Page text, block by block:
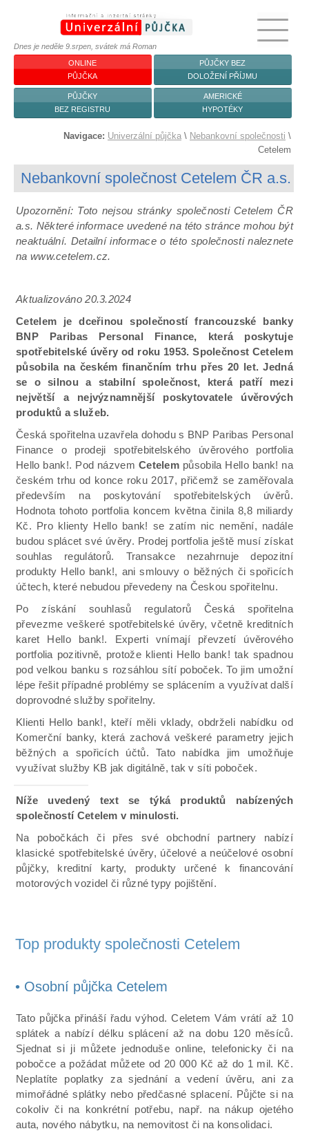
Dnes je neděle 9.srpen, svátek má Roman
ONLINE
PŮJČKA
PŮJČKY BEZ
DOLOŽENÍ PŘÍJMU
PŮJČKY
BEZ REGISTRU
AMERICKÉ
HYPOTÉKY
Navigace: Univerzální půjčka \ Nebankovní společnosti \
Cetelem
Nebankovní společnost Cetelem ČR a.s.
Upozornění: Toto nejsou stránky společnosti Cetelem ČR
a.s. Některé informace uvedené na této stránce mohou být
neaktuální. Detailní informace o této společnosti naleznete
na www.cetelem.cz.
Aktualizováno 20.3.2024
Cetelem je dceřinou společností francouzské banky
BNP Paribas Personal Finance, která poskytuje
spotřebitelské úvěry od roku 1953. Společnost Cetelem
působila na českém finančním trhu přes 20 let. Jedná
se o silnou a stabilní společnost, která patří mezi
největší a nejvýznamnější poskytovatele úvěrových
produktů a služeb.
Česká spořitelna uzavřela dohodu s BNP Paribas Personal
Finance o prodeji spotřebitelského úvěrového portfolia
Hello bank!. Pod názvem Cetelem působila Hello bank! na
českém trhu od konce roku 2017, přičemž se zaměřovala
především na poskytování spotřebitelských úvěrů.
Hodnota tohoto portfolia koncem května činila 8,8 miliardy
Kč. Pro klienty Hello bank! se zatím nic nemění, nadále
budou splácet své úvěry. Prodej portfolia ještě musí získat
souhlas regulátorů. Transakce nezahrnuje depozitní
produkty Hello bank!, ani smlouvy o běžných či spořicích
účtech, které nebudou převedeny na Českou spořitelnu.
Po získání souhlasů regulatorů Česká spořitelna
převezme veškeré spotřebitelské úvěry, včetně kreditních
karet Hello bank!. Experti vnímají převzetí úvěrového
portfolia pozitivně, protože klienti Hello bank! tak spadnou
pod velkou banku s rozsáhlou sítí poboček. To jim umožní
lépe řešit případné problémy se splácením a využívat další
doprovodné služby spořitelny.
Klienti Hello bank!, kteří měli vklady, obdrželi nabídku od
Komerční banky, která zachová veškeré parametry jejich
běžných a spořicích účtů. Tato nabídka jim umožňuje
využívat služby KB jak digitálně, tak v síti poboček.
Níže uvedený text se týká produktů nabízených
společností Cetelem v minulosti.
Na pobočkách či přes své obchodní partnery nabízí
klasické spotřebitelské úvěry, účelové a neúčelové osobní
půjčky, kreditní karty, produkty určené k financování
motorových vozidel či různé typy pojištění.
Top produkty společnosti Cetelem
• Osobní půjčka Cetelem
Tato půjčka přináší řadu výhod. Celetem Vám vrátí až 10
splátek a nabízí délku splácení až na dobu 120 měsíců.
Sjednat si ji můžete jednoduše online, telefonicky či na
pobočce a požádat můžete od 20 000 Kč až do 1 mil. Kč.
Neplatíte poplatky za sjednání a vedení úvěru, ani za
mimořádné splátky nebo předčasné splacení. Půjčte si na
cokoliv či na konkrétní potřebu, např. na nákup ojetého
auta, nového nábytku, na nemovitost či na konsolidaci.